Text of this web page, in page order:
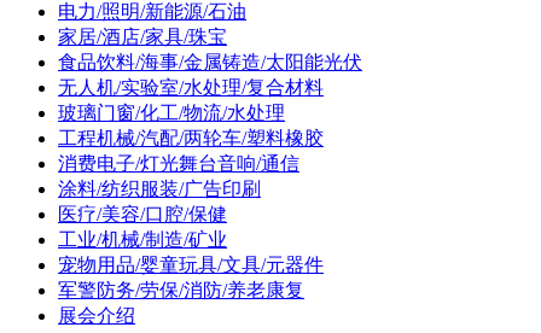
电力/照明/新能源/石油
家居/酒店/家具/珠宝
食品饮料/海事/金属铸造/太阳能光伏
无人机/实验室/水处理/复合材料
玻璃门窗/化工/物流/水处理
工程机械/汽配/两轮车/塑料橡胶
消费电子/灯光舞台音响/通信
涂料/纺织服装/广告印刷
医疗/美容/口腔/保健
工业/机械/制造/矿业
宠物用品/婴童玩具/文具/元器件
军警防务/劳保/消防/养老康复
展会介绍